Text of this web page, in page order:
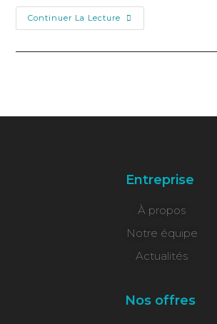
Continuer La Lecture
Entreprise
À propos
Notre équipe
Actualités
Nos offres